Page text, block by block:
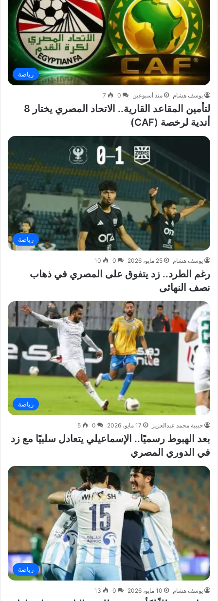
رياضة
يوسف هشام منذ أسبوعين 0
7
لتأمين المقاعد القارية.. الاتحاد المصري يختار 8
أندية لرخصة (CAF)
رياضة
يوسف هشام 25 مايو، 2026 0
10
رغم الطرد.. زد يتفوق على المصري في ذهاب
نصف النهائى
رياضة
حبيبة محمد عبدالعزيز 17 مايو، 2026 0
5
بعد الهبوط رسميًا.. الإسماعيلي يتعادل سلبيًا مع زد
في الدوري المصري
رياضة
يوسف هشام 10 مايو، 2026 0
13